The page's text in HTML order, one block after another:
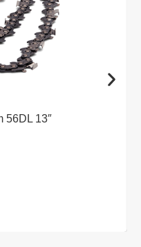
56DL 13″